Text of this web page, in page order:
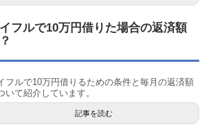
フルで10万円借りた場合の返済額
フルで10万円借りるための条件と毎月の返済額
いて紹介しています。
記事を読む